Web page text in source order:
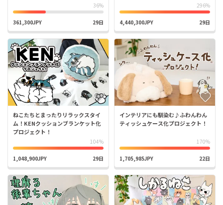
36%
361,300JPY 29日
296%
4,440,300JPY 29日
ねこたちとまったりリラックスタイ
ム！KENクッションブランケット化
プロジェクト！
104%
1,048,900JPY 29日
インテリアにも馴染む♪ふわんわん
ティッシュケース化プロジェクト！
170%
1,705,985JPY 22日